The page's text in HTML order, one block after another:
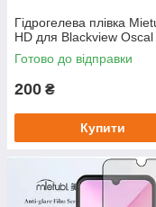
Гідрогелева плівка
HD для Blackview
Готово до відправки
200 ₴
Купити